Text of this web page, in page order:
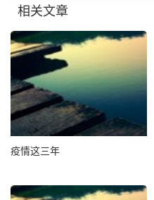
相关文章
疫情这三年